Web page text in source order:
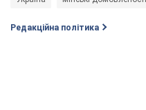
Редакційна політика